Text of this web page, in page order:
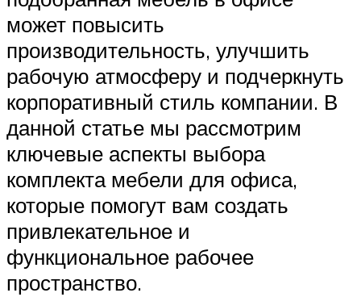
может повысить
производительность, улучшить
рабочую атмосферу и подчеркнуть
корпоративный стиль компании. В
данной статье мы рассмотрим
ключевые аспекты выбора
комплекта мебели для офиса,
которые помогут вам создать
привлекательное и
функциональное рабочее
пространство.